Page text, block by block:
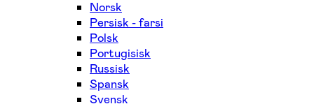
Norsk
Persisk - farsi
Polsk
Portugisisk
Russisk
Spansk
Svensk